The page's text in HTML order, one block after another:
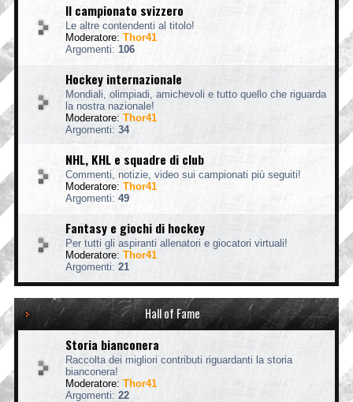
Il campionato svizzero
Le altre contendenti al titolo!
Moderatore: Thor41
Argomenti: 106
Hockey internazionale
Mondiali, olimpiadi, amichevoli e tutto quello che riguarda
la nostra nazionale!
Moderatore: Thor41
Argomenti: 34
NHL, KHL e squadre di club
Commenti, notizie, video sui campionati più seguiti!
Moderatore: Thor41
Argomenti: 49
Fantasy e giochi di hockey
Per tutti gli aspiranti allenatori e giocatori virtuali!
Moderatore: Thor41
Argomenti: 21
Hall of Fame
Storia bianconera
Raccolta dei migliori contributi riguardanti la storia
bianconera!
Moderatore: Thor41
Argomenti: 22